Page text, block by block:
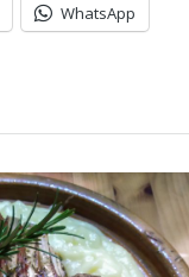
WhatsApp